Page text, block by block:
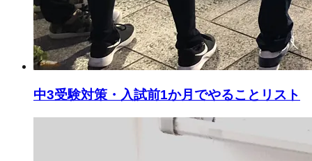
中3受験対策・入試前1か月でやることリスト